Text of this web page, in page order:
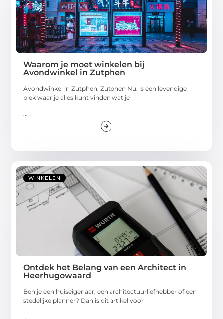
Waarom je moet winkelen bij
Avondwinkel in Zutphen
Avondwinkel in Zutphen. Zutphen Nu. is een levendige
plek waar je alles kunt vinden wat je
...
WINKELEN
Ontdek het Belang van een Architect in
Heerhugowaard
Ben je een huiseigenaar, een architectuurliefhebber of een
stedelijke planner? Dan is dit artikel voor